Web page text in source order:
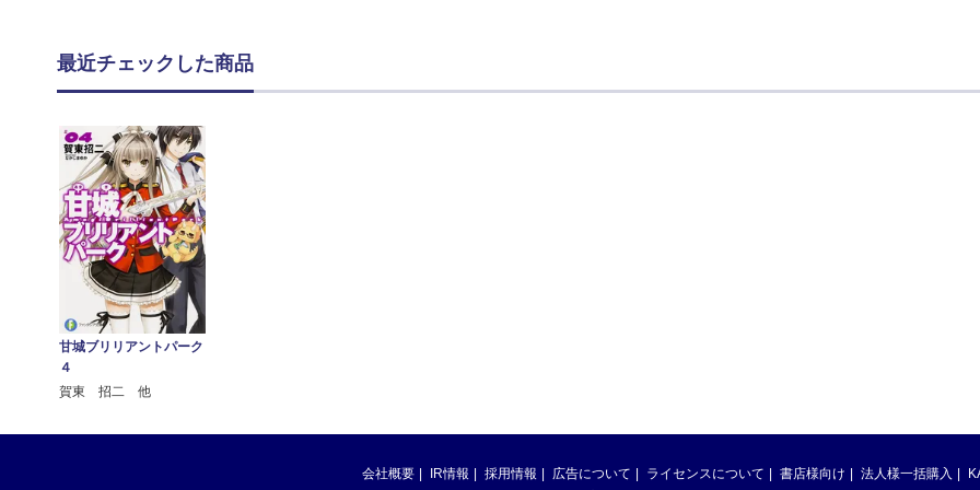
最近チェックした商品
甘城ブリリアントパーク
４
賀東 招二 他
会社概要 IR情報 採用情報 広告について ライセンスについて 書店様向け 法人様一括購入